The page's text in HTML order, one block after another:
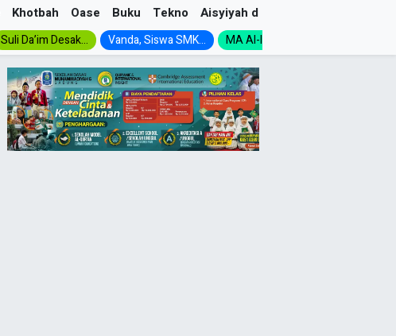
Khotbah Oase Buku Tekno Aisyiyah dan NA
Suli Da’im Desak... Vanda, Siswa SMK... MA Al-Ishlah Gelar...